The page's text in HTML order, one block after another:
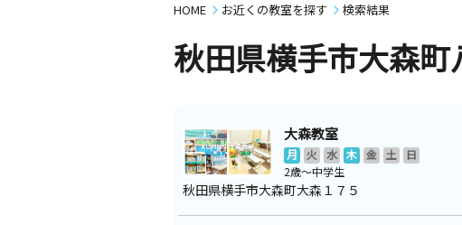
HOME お近くの教室を探す 検索結果
秋田県横手市大森
大森教室
月 火 水 木 金 土
日
2歳～中学生
秋田県横手市大森町大森１７５